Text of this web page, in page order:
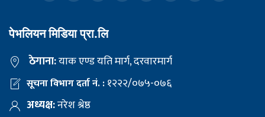
पेभलियन मिडिया प्रा.लि
ठेगाना:याक एण्ड यति मार्ग, दरवारमार्ग
सूचना विभाग दर्ता नं. :१२२२/०७५-०७६
अध्यक्ष:नरेश श्रेष्ठ